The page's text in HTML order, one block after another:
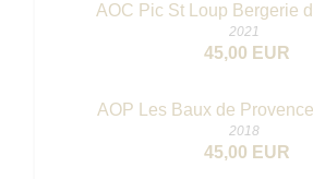
AOC Pic St Loup Bergerie
2021
45,00 EUR
AOP Les Baux de
2018
45,00 EUR